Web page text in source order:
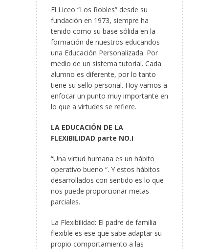
El Liceo “Los Robles” desde su
fundación en 1973, siempre ha
tenido como su base sólida en la
formación de nuestros educandos
una Educación Personalizada. Por
medio de un sistema tutorial. Cada
alumno es diferente, por lo tanto
tiene su sello personal. Hoy vamos a
enfocar un punto muy importante en
lo que a virtudes se refiere.
LA EDUCACIÓN DE LA
FLEXIBILIDAD parte NO.I
“Una virtud humana es un hábito
operativo bueno “. Y estos hábitos
desarrollados con sentido es lo que
nos puede proporcionar metas
parciales.
La Flexibilidad: El padre de familia
flexible es ese que sabe adaptar su
propio comportamiento a las